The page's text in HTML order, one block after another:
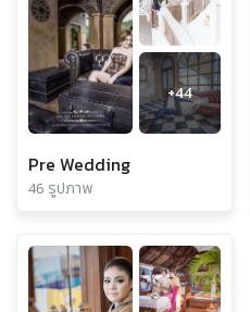
+44
Pre Wedding
46 รูปภาพ